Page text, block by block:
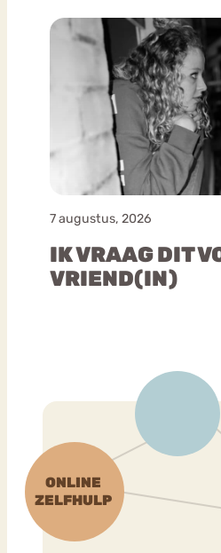
7 augustus, 2026
IK VRAAG DIT
VRIEND(IN)